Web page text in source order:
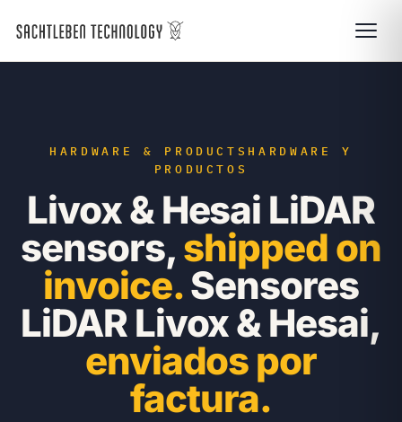
HARDWARE & PRODUCTS HARDWARE Y
PRODUCTOS
Livox & Hesai LiDAR
sensors,shipped on
invoice.Sensores
LiDAR Livox & Hesai,
enviados por
factura.